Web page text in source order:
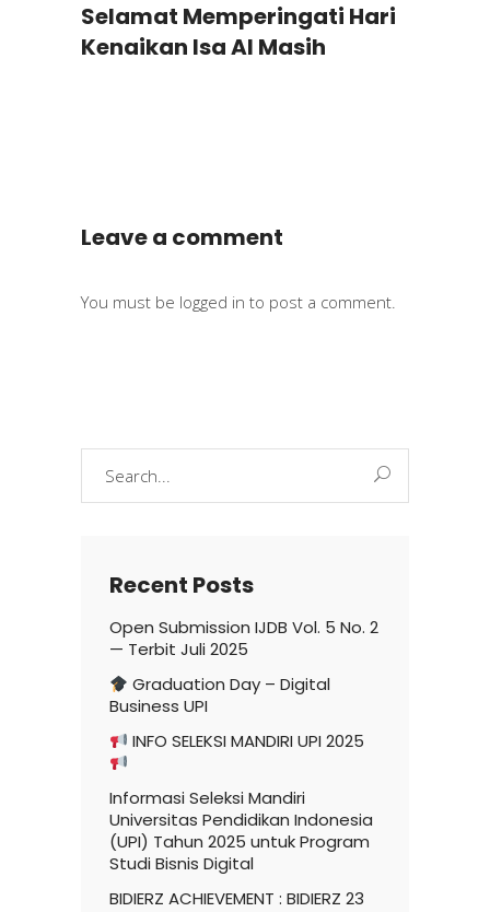
Selamat Memperingati Hari
Kenaikan Isa Al Masih
Leave a comment
You must be logged in to post a comment.
Recent Posts
Open Submission IJDB Vol. 5 No. 2
— Terbit Juli 2025
Graduation Day – Digital
Business UPI
INFO SELEKSI MANDIRI UPI 2025
Informasi Seleksi Mandiri
Universitas Pendidikan Indonesia
(UPI) Tahun 2025 untuk Program
Studi Bisnis Digital
BIDIERZ ACHIEVEMENT : BIDIERZ 23